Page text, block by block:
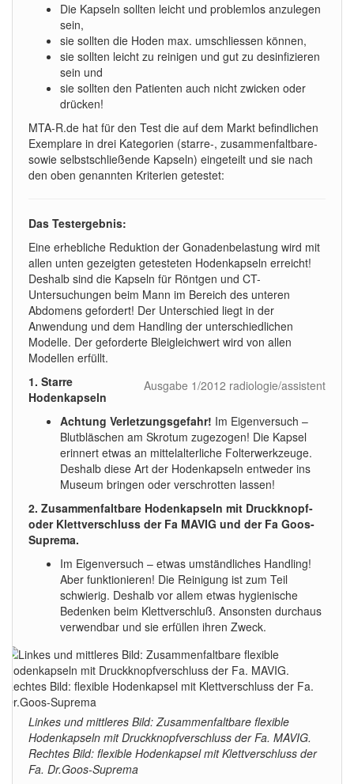
Die Kapseln sollten leicht und problemlos anzulegen
sein,
sie sollten die Hoden max. umschliessen können,
sie sollten leicht zu reinigen und gut zu desinfizieren
sein und
sie sollten den Patienten auch nicht zwicken oder
drücken!
MTA-R.de hat für den Test die auf dem Markt befindlichen
Exemplare in drei Kategorien (starre-, zusammenfaltbare-
sowie selbstschließende Kapseln) eingeteilt und sie nach
den oben genannten Kriterien getestet:
Das Testergebnis:
Eine erhebliche Reduktion der Gonadenbelastung wird mit
allen unten gezeigten getesteten Hodenkapseln erreicht!
Deshalb sind die Kapseln für Röntgen und CT-
Untersuchungen beim Mann im Bereich des unteren
Abdomens gefordert! Der Unterschied liegt in der
Anwendung und dem Handling der unterschiedlichen
Modelle. Der geforderte Bleigleichwert wird von allen
Modellen erfüllt.
Ausgabe 1/2012 radiologie/assistent
1. Starre
Hodenkapseln
Achtung Verletzungsgefahr! Im Eigenversuch –
Blutbläschen am Skrotum zugezogen! Die Kapsel
erinnert etwas an mittelalterliche Folterwerkzeuge.
Deshalb diese Art der Hodenkapseln entweder ins
Museum bringen oder verschrotten lassen!
2. Zusammenfaltbare Hodenkapseln mit Druckknopf-
oder Klettverschluss der Fa MAVIG und der Fa Goos-
Suprema.
Im Eigenversuch – etwas umständliches Handling!
Aber funktionieren! Die Reinigung ist zum Teil
schwierig. Deshalb vor allem etwas hygienische
Bedenken beim Klettverschluß. Ansonsten durchaus
verwendbar und sie erfüllen ihren Zweck.
Linkes und mittleres Bild: Zusammenfaltbare flexible
Hodenkapseln mit Druckknopfverschluss der Fa. MAVIG.
Rechtes Bild: flexible Hodenkapsel mit Klettverschluss der
Fa. Dr.Goos-Suprema